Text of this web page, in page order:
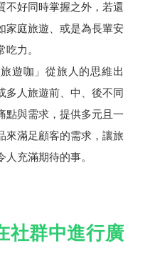
不好同時掌握之外，若還
家庭旅遊、或是為長輩安
力。
遊咖」從旅人的思維出
多人旅遊前、中、後不同
點與需求，提供多元且一
來滿足顧客的需求，讓旅
充滿期待的事。
社群中進行廣